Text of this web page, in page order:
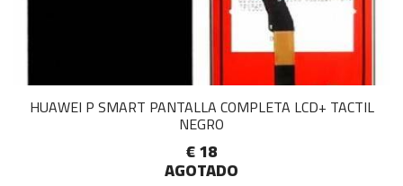
HUAWEI P SMART PANTALLA COMPLETA LCD+ TACTIL
NEGRO
€ 18
AGOTADO